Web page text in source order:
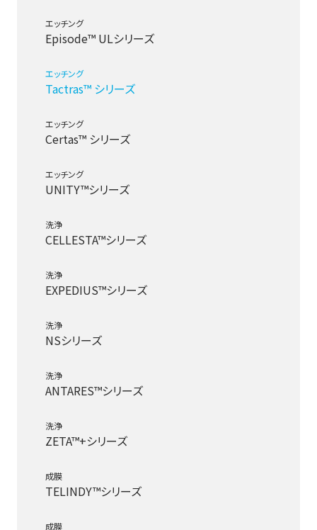
エッチング
Episode™ ULシリーズ
エッチング
Tactras™ シリーズ
エッチング
Certas™ シリーズ
エッチング
UNITY™シリーズ
洗浄
CELLESTA™シリーズ
洗浄
EXPEDIUS™シリーズ
洗浄
NSシリーズ
洗浄
ANTARES™シリーズ
洗浄
ZETA™+シリーズ
成膜
TELINDY™シリーズ
成膜